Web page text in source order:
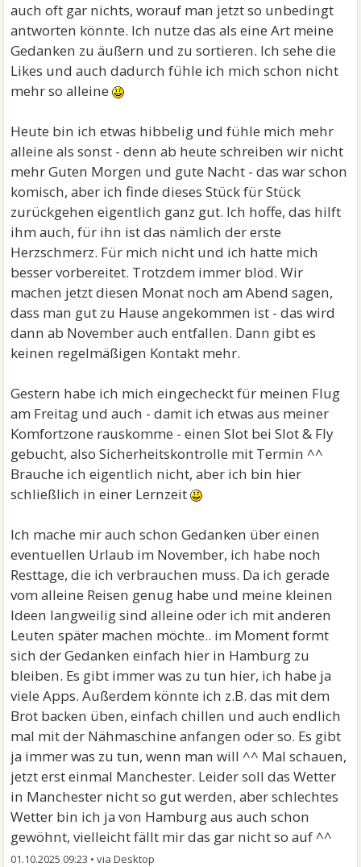
auch oft gar nichts, worauf man jetzt so unbedingt
antworten könnte. Ich nutze das als eine Art meine
Gedanken zu äußern und zu sortieren. Ich sehe die
Likes und auch dadurch fühle ich mich schon nicht
mehr so alleine
Heute bin ich etwas hibbelig und fühle mich mehr
alleine als sonst - denn ab heute schreiben wir nicht
mehr Guten Morgen und gute Nacht - das war schon
komisch, aber ich finde dieses Stück für Stück
zurückgehen eigentlich ganz gut. Ich hoffe, das hilft
ihm auch, für ihn ist das nämlich der erste
Herzschmerz. Für mich nicht und ich hatte mich
besser vorbereitet. Trotzdem immer blöd. Wir
machen jetzt diesen Monat noch am Abend sagen,
dass man gut zu Hause angekommen ist - das wird
dann ab November auch entfallen. Dann gibt es
keinen regelmäßigen Kontakt mehr.
Gestern habe ich mich eingecheckt für meinen Flug
am Freitag und auch - damit ich etwas aus meiner
Komfortzone rauskomme - einen Slot bei Slot & Fly
gebucht, also Sicherheitskontrolle mit Termin ^^
Brauche ich eigentlich nicht, aber ich bin hier
schließlich in einer Lernzeit
Ich mache mir auch schon Gedanken über einen
eventuellen Urlaub im November, ich habe noch
Resttage, die ich verbrauchen muss. Da ich gerade
vom alleine Reisen genug habe und meine kleinen
Ideen langweilig sind alleine oder ich mit anderen
Leuten später machen möchte.. im Moment formt
sich der Gedanken einfach hier in Hamburg zu
bleiben. Es gibt immer was zu tun hier, ich habe ja
viele Apps. Außerdem könnte ich z.B. das mit dem
Brot backen üben, einfach chillen und auch endlich
mal mit der Nähmaschine anfangen oder so. Es gibt
ja immer was zu tun, wenn man will ^^ Mal schauen,
jetzt erst einmal Manchester. Leider soll das Wetter
in Manchester nicht so gut werden, aber schlechtes
Wetter bin ich ja von Hamburg aus auch schon
gewöhnt, vielleicht fällt mir das gar nicht so auf ^^
01.10.2025 09:23 •